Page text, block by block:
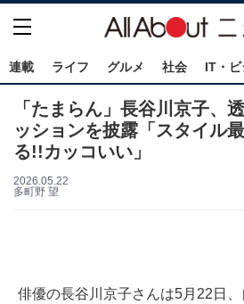
連載 ライフ グルメ 社会 IT・ビ
「たまらん」長谷川京子、
ッションを披露「スタイル
る!!カッコいい」
2026.05.22
多町野 望
俳優の長谷川京子さんは5月22日